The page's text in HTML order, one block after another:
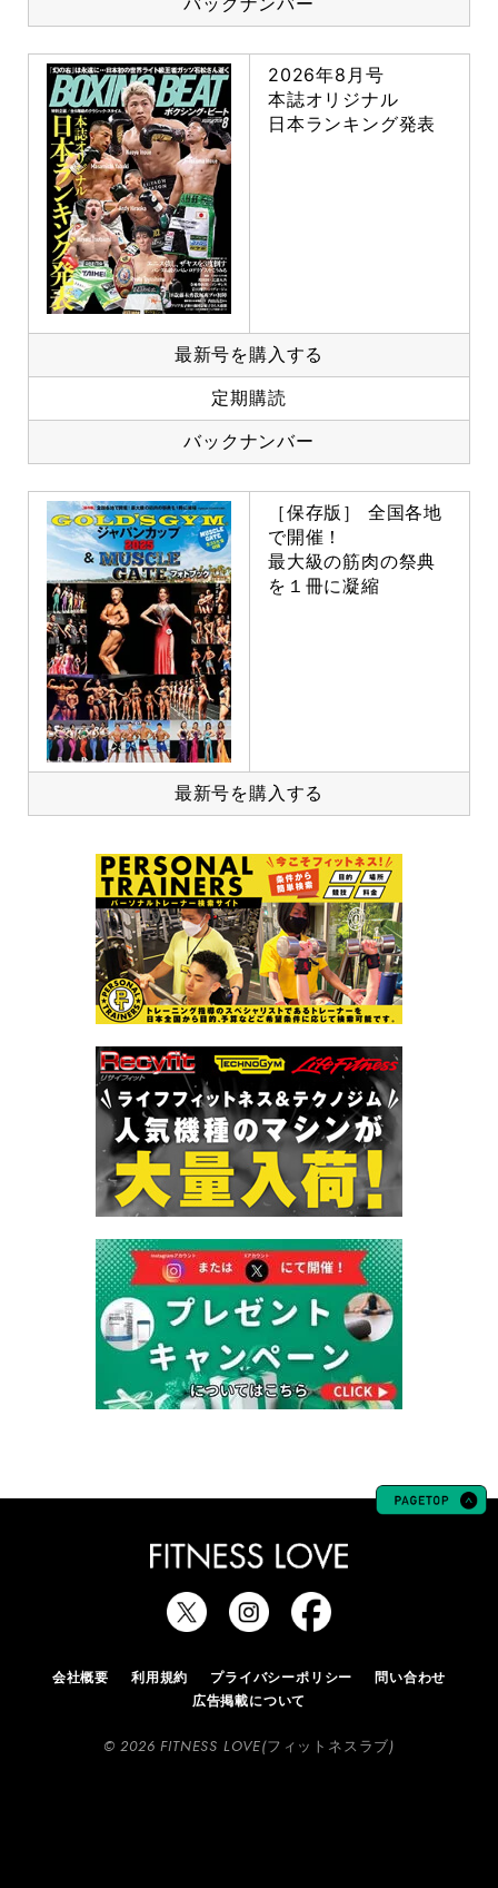
2026年8月号
本誌オリジナル
日本ランキング発表
最新号を購入する
定期購読
バックナンバー
［保存版］ 全国各地
で開催！
最大級の筋肉の祭典
を１冊に凝縮
最新号を購入する
会社概要 利用規約 プライバシーポリシー
問い合わせ
広告掲載について
© 2026 FITNESS LOVE(フィットネスラブ)